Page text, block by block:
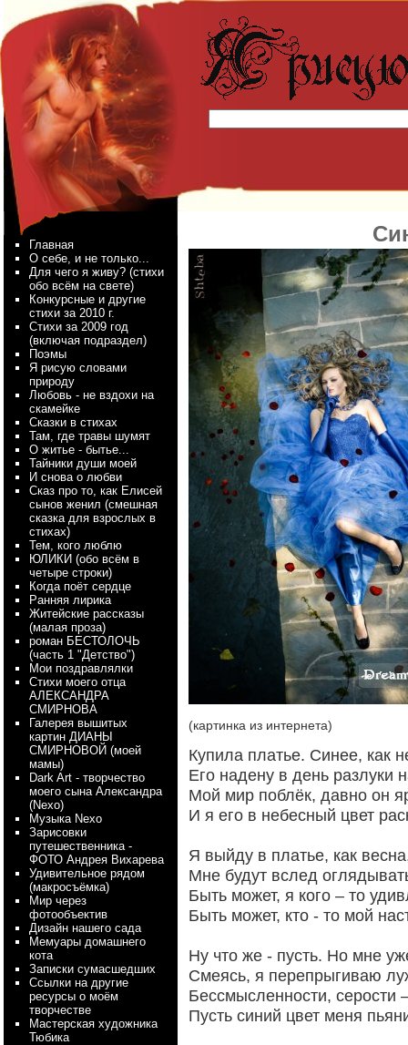
Главная
О себе, и не только...
Для чего я живу? (стихи
обо всём на свете)
Конкурсные и другие
стихи за 2010 г.
Стихи за 2009 год
(включая подраздел)
Поэмы
Я рисую словами
природу
Любовь - не вздохи на
скамейке
Сказки в стихах
Там, где травы шумят
О житье - бытье...
Тайники души моей
И снова о любви
Сказ про то, как Елисей
сынов женил (смешная
сказка для взрослых в
стихах)
Тем, кого люблю
ЮЛИКИ (обо всём в
четыре строки)
Когда поёт сердце
Ранняя лирика
Житейские рассказы
(малая проза)
роман БЕСТОЛОЧЬ
(часть 1 "Детство")
Мои поздравлялки
Стихи моего отца
АЛЕКСАНДРА
СМИРНОВА
Галерея вышитых
картин ДИАНЫ
СМИРНОВОЙ (моей
мамы)
Dark Art - творчество
моего сына Александра
(Nexo)
Myзыка Nexo
Зарисовки
путешественника -
ФОТО Андрея Вихарева
Удивительное рядом
(макросъёмка)
Мир через
фотообъектив
Дизайн нашего сада
Мемуары домашнего
кота
Записки сумасшедших
Ссылки на другие
ресурсы о моём
творчестве
Мастерская художника
Тюбика
(картинка из интернета)
Купила платье. Синее, как
Его надену в день разлуки
Мой мир поблёк, давно он
И я его в небесный цвет
Я выйду в платье, как
Мне будут вслед
Быть может, я кого – то
Быть может, кто - то мой
Ну что же - пусть. Но мне
Смеясь, я перепрыгиваю
Бессмысленности, серости
Пусть синий цвет меня